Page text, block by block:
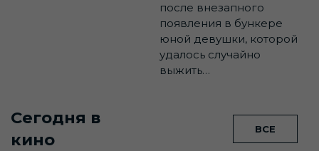
после внезапного
появления в бункере
юной девушки, которой
удалось случайно
выжить…
Сегодня в
кино
ВСЕ